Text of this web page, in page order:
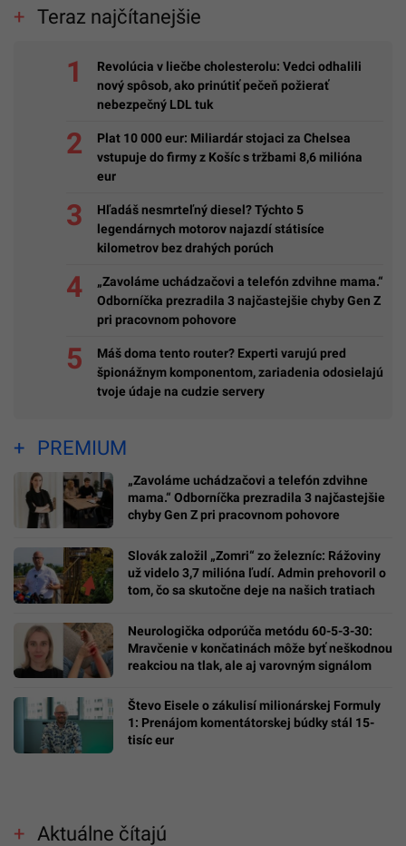
Teraz najčítanejšie
Revolúcia v liečbe cholesterolu: Vedci odhalili
nový spôsob, ako prinútiť pečeň požierať
nebezpečný LDL tuk
Plat 10 000 eur: Miliardár stojaci za Chelsea
vstupuje do firmy z Košíc s tržbami 8,6 milióna
eur
Hľadáš nesmrteľný diesel? Týchto 5
legendárnych motorov najazdí státisíce
kilometrov bez drahých porúch
„Zavoláme uchádzačovi a telefón zdvihne mama.“
Odborníčka prezradila 3 najčastejšie chyby Gen Z
pri pracovnom pohovore
Máš doma tento router? Experti varujú pred
špionážnym komponentom, zariadenia odosielajú
tvoje údaje na cudzie servery
PREMIUM
„Zavoláme uchádzačovi a telefón zdvihne
mama.“ Odborníčka prezradila 3 najčastejšie
chyby Gen Z pri pracovnom pohovore
Slovák založil „Zomri“ zo železníc: Rážoviny
už videlo 3,7 milióna ľudí. Admin prehovoril o
tom, čo sa skutočne deje na našich tratiach
Neurologička odporúča metódu 60-5-3-30:
Mravčenie v končatinách môže byť neškodnou
reakciou na tlak, ale aj varovným signálom
Števo Eisele o zákulisí milionárskej Formuly
1: Prenájom komentátorskej búdky stál 15-
tisíc eur
Aktuálne čítajú